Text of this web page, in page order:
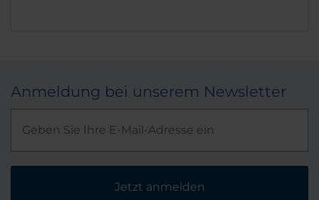
Anmeldung bei unserem Newsletter
Jetzt anmelden